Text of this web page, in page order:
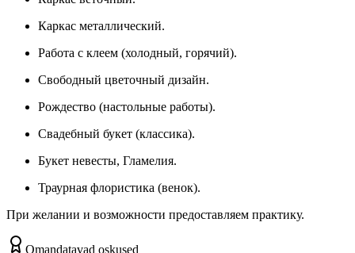
Каркас металлический.
Работа с клеем (холодный, горячий).
Свободный цветочный дизайн.
Рождество (настольные работы).
Свадебный букет (классика).
Букет невесты, Гламелия.
Траурная флористика (венок).
При желании и возможности предоставляем практику.
Omandatavad oskused